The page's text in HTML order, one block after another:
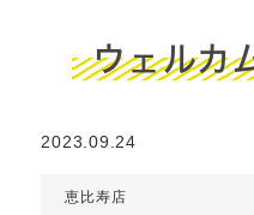
ウェルカ
2023.09.24
恵比寿店